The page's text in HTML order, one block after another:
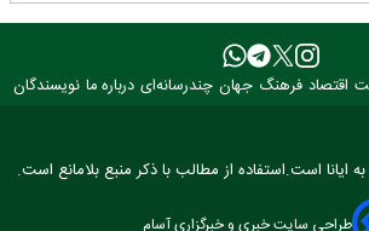
تأمین مالی ۱۳۳ همتی در چهار ماهه نخست سال؛ رویکرد
فائو برای طراحی پوستر روز جهانی غذا
اقتصاد فرهنگ جهان چندرسانه‌ای درباره ما نویسندگان
ایانا است.استفاده از مطالب با ذکر منبع بلامانع است.
طراحی سایت خبری و خبرگزاری آسام